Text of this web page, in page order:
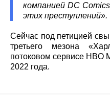
компанией DC
этих преступлений».
Сейчас под петицией
третьего мезона
потоковом сервисе HBO
2022 года.